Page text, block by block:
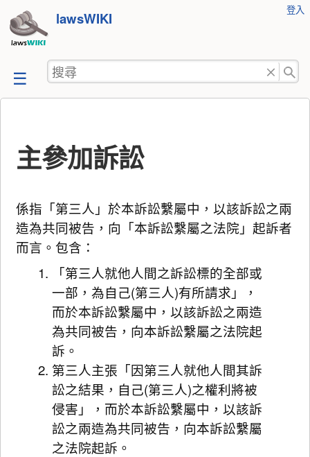
跳
至
容
lawsWIKI
工
登入
搜
尋
主參加訴訟
係指「第三人」於本訴訟繫屬中，以該訴訟之兩
造為共同被告，向「本訴訟繫屬之法院」起訴者
而言。包含：
「第三人就他人間之訴訟標的全部或
一部，為自己(第三人)有所請求」，
而於本訴訟繫屬中，以該訴訟之兩造
為共同被告，向本訴訟繫屬之法院起
訴。
第三人主張「因第三人就他人間其訴
訟之結果，自己(第三人)之權利將被
侵害」，而於本訴訟繫屬中，以該訴
訟之兩造為共同被告，向本訴訟繫屬
之法院起訴。